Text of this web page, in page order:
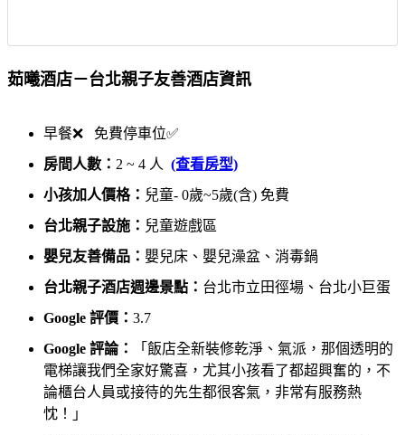
茹曦酒店－台北親子友善酒店資訊
早餐❌ 免費停車位✅
房間人數： 2 ~ 4 人 (查看房型)
小孩加人價格： 兒童- 0歲~5歲(含) 免費
台北親子設施： 兒童遊戲區
嬰兒友善備品： 嬰兒床、嬰兒澡盆、消毒鍋
台北親子酒店週邊景點： 台北市立田徑場、台北小巨蛋
Google 評價： 3.7
Google 評論：
「飯店全新裝修乾淨、氣派，那個透明的
電梯讓我們全家好驚喜，尤其小孩看了都超興奮的，不
論櫃台人員或接待的先生都很客氣，非常有服務熱
忱！」